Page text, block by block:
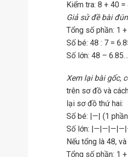
Kiểm tra: 8 + 40
Giả sử đề bài
Tổng số phần: 1
Số bé: 48 : 7 =
Số lớn: 48 –
Xem lại bài gốc,
trên sơ đồ và
lại sơ đồ thứ hai:
Số bé: |—| (1
Số lớn:
Nếu tổng là 48,
Tổng số phần: 1